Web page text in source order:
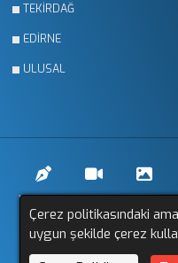
TEKİRDAĞ
EDİRNE
ULUSAL
YazarlarVideolarGaleriler
Resmi
Çerez politikasındaki
uygun şekilde çerez